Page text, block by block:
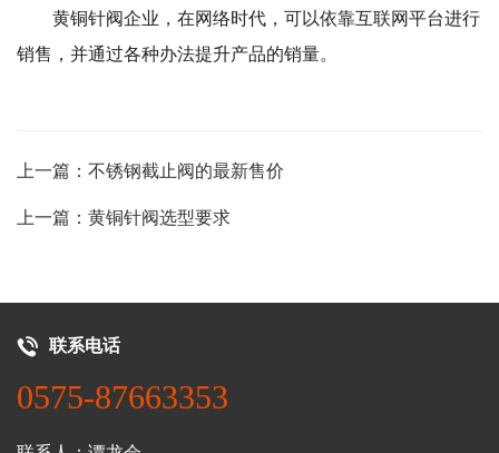
黄铜针阀企业，在网络时代，可以依靠互联网平台进行
销售，并通过各种办法提升产品的销量。
上一篇：不锈钢截止阀的最新售价
上一篇：黄铜针阀选型要求
联系电话
0575-87663353